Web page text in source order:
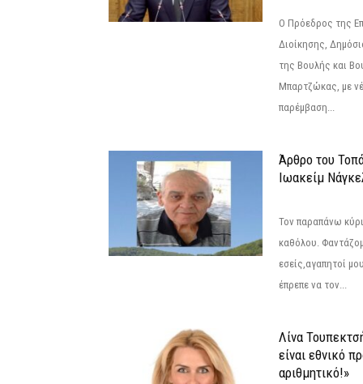
Ο Πρόεδρος της
Διοίκησης,
της Βουλής και
Μπαρτζώκας, με
παρέμβαση...
Άρθρο του
Ιωακείμ
Τον παραπάνω
καθόλου.
εσείς,αγαπητοί
έπρεπε να τον...
Λίνα
είναι εθνικό
αριθμητικό!»